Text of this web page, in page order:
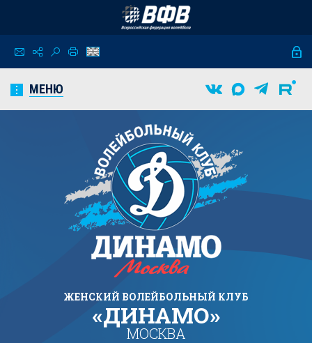
МЕНЮ
ЖЕНСКИЙ ВОЛЕЙБОЛЬНЫЙ КЛУБ
«ДИНАМО»
МОСКВА